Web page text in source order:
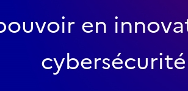
en
cybersécurité